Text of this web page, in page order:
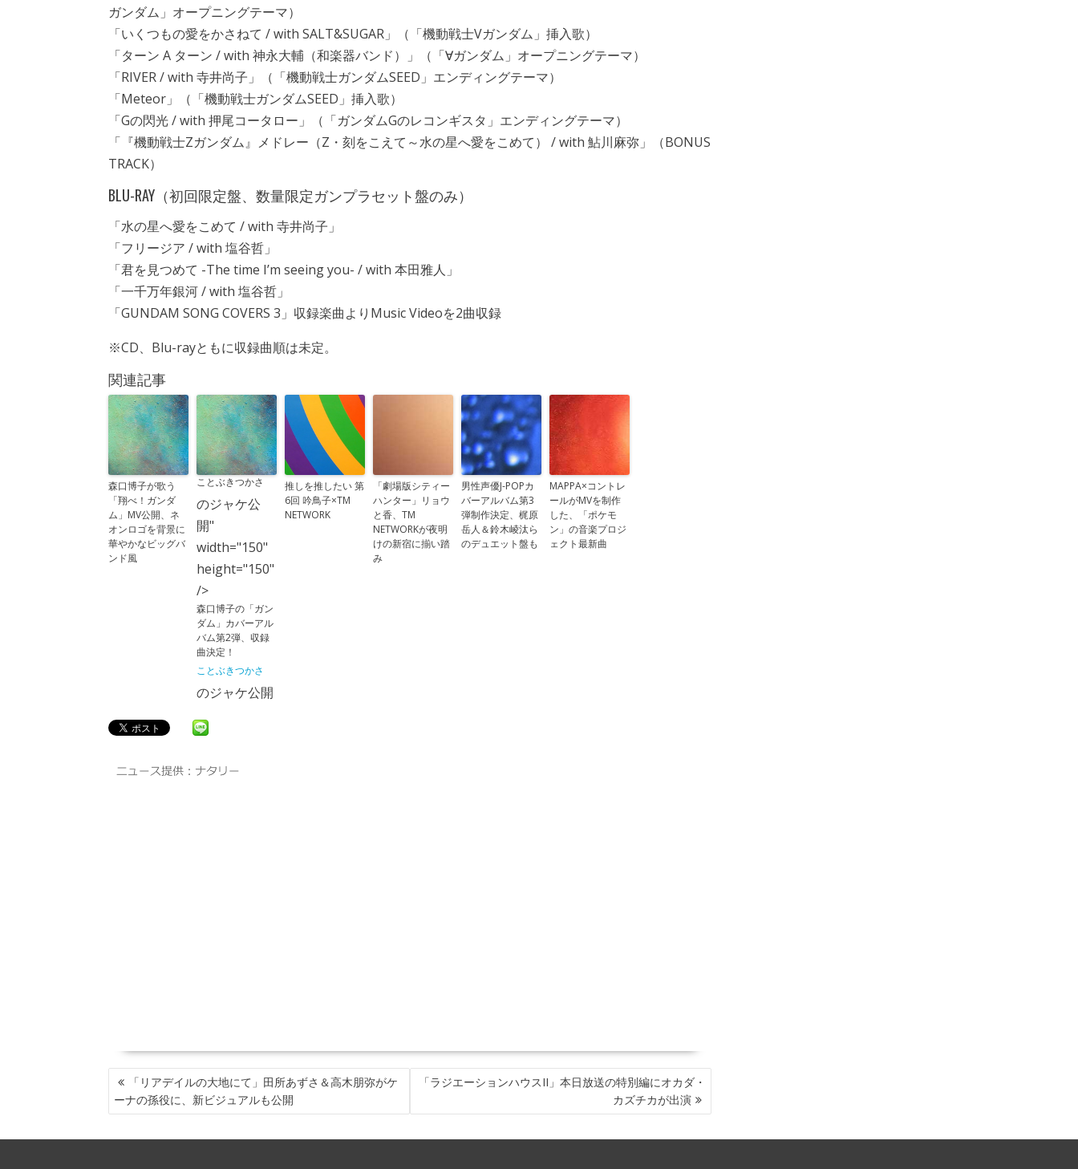
ガンダム」オープニングテーマ）
「いくつもの愛をかさねて / with SALT&SUGAR」（「機動戦士Vガンダム」挿入歌）
「ターン A ターン / with 神永大輔（和楽器バンド）」（「∀ガンダム」オープニングテーマ）
「RIVER / with 寺井尚子」（「機動戦士ガンダムSEED」エンディングテーマ）
「Meteor」（「機動戦士ガンダムSEED」挿入歌）
「Gの閃光 / with 押尾コータロー」（「ガンダムGのレコンギスタ」エンディングテーマ）
「『機動戦士Ζガンダム』メドレー（Ζ・刻をこえて～水の星へ愛をこめて） / with 鮎川麻弥」（BONUS
TRACK）
BLU-RAY（初回限定盤、数量限定ガンプラセット盤のみ）
「水の星へ愛をこめて / with 寺井尚子」
「フリージア / with 塩谷哲」
「君を見つめて -The time I’m seeing you- / with 本田雅人」
「一千万年銀河 / with 塩谷哲」
「GUNDAM SONG COVERS 3」収録楽曲よりMusic Videoを2曲収録
※CD、Blu-rayともに収録曲順は未定。
関連記事
森口博子が歌う
「翔べ！ガンダ
ム」MV公開、ネ
オンロゴを背景に
華やかなビッグバ
ンド風
ことぶきつかさ
のジャケ公
開"
width="150"
height="150"
/>
森口博子の「ガン
ダム」カバーアル
バム第2弾、収録
曲決定！
ことぶきつかさ
のジャケ公開
推しを推したい 第
6回 吟鳥子×TM
NETWORK
「劇場版シティー
ハンター」リョウ
と香、TM
NETWORKが夜明
けの新宿に揃い踏
み
男性声優J-POPカ
バーアルバム第3
弾制作決定、梶原
岳人＆鈴木崚汰ら
のデュエット盤も
MAPPA×コントレ
ールがMVを制作
した、「ポケモ
ン」の音楽プロジ
ェクト最新曲
投
稿
ナ
ゲ
「リアデイルの大地にて」田所あずさ＆高木朋弥がケ
ーナの孫役に、新ビジュアルも公開
「ラジエーションハウスII」本日放送の特別編にオカダ・
カズチカが出演